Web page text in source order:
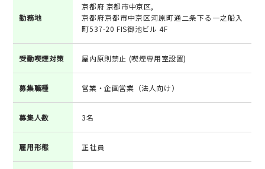
勤務地
京都府 京都市中京区,
京都府京都市中京区河原町通二条下る一之船入
町537-20 FIS御池ビル 4F
受動喫煙対策 屋内原則禁止 (喫煙専用室設置)
募集職種 営業・企画営業（法人向け）
募集人数 3名
雇用形態 正社員